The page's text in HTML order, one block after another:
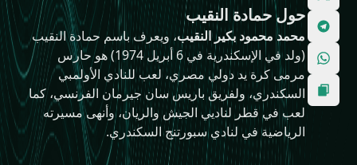
حول حمادة النقيب
محمد محمود بكير النقيب، ويعرف باسم حمادة النقيب
(ولد في الإسكندرية في 6 أبريل 1974) هو حارس
مرمى كرة يد دولي مصري، لعب للنادي الأولمبي
السكندري، ولفريق باريس سان جيرمان الفرنسي، كما
لعب في قطر لناديي الجيش والريان، وأنهى مسيرته
الرياضية في لنادي سبورتنج السكندري.